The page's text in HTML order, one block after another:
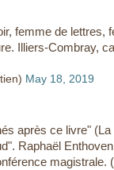
femme de lettres,
Illiers-Combray,
May 18, 2019
après ce livre"
Raphaël